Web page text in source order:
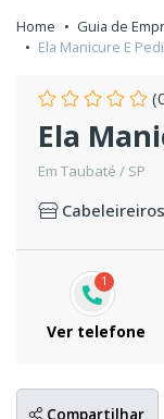
Home Guia de
Ela Manicure E
Ela
Em Taubaté / SP
1
Ver telefone
Compartilhar